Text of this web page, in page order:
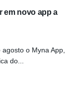
em novo app a
o Myna App,
do...